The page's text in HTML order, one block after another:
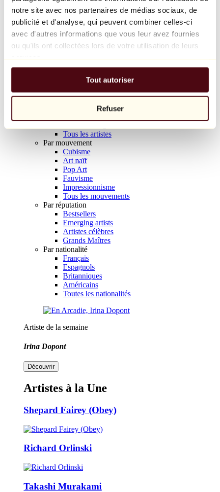
notre site avec nos partenaires de médias sociaux, de
publicité et d'analyse, qui peuvent combiner celles-ci
avec d'autres informations que vous leur avez fournies
ou qu'ils ont collectées lors de votre utilisation de leurs
Tout autoriser
Refuser
Balloon Dog (Orange)
Jeff Koons
10 000 €
Parcourir
Tous les sculpteurs
Tous les photographes
Tous les artistes
Par mouvement
Cubisme
Art naïf
Pop Art
Fauvisme
Impressionnisme
Tous les mouvements
Par réputation
Bestsellers
Emerging artists
Artistes célèbres
Grands Maîtres
Par nationalité
Français
Espagnols
Britanniques
Américains
Toutes les nationalités
Artiste de la semaine
Irina Dopont
Découvrir
Artistes à la Une
Shepard Fairey (Obey)
Richard Orlinski
Takashi Murakami